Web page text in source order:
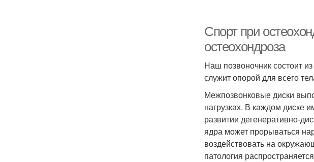
Спорт при
остеохондроза
Наш позвоночник состоит
служит опорой для всего
Межпозвонковые диски
нагрузках. В каждом диске
развитии дегенеративно-
ядра может прорываться
воздействовать на
патология